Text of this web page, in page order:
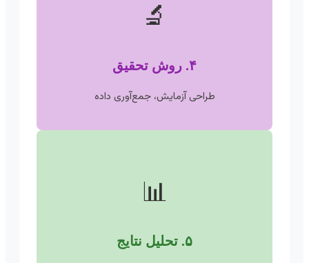
طراحی آزمایش، جمع‌آوری داده
📊